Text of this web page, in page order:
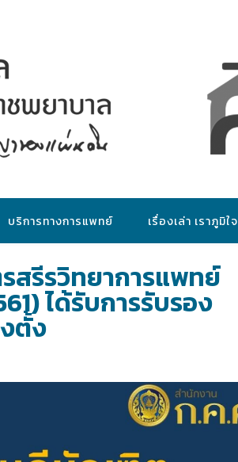
บริการทางการแพทย์ เรื่องเล่า เราภูมิใจ
รีรวิทยาการแพทย์
ได้รับการรับรอง
ตั้ง